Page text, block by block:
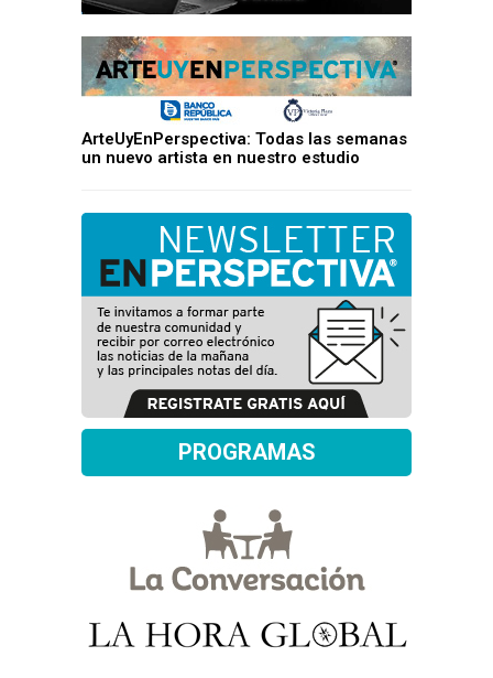
ArteUyEnPerspectiva: Todas las semanas
un nuevo artista en nuestro estudio
PROGRAMAS